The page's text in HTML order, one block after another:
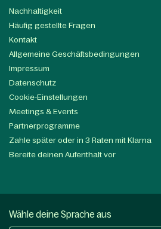
Nachhaltigkeit
Häufig gestellte Fragen
Kontakt
Allgemeine Geschäftsbedingungen
Impressum
Datenschutz
Cookie-Einstellungen
Meetings & Events
Partnerprogramme
Zahle später oder in 3 Raten mit Klarna
Bereite deinen Aufenthalt vor
Wähle deine Sprache aus